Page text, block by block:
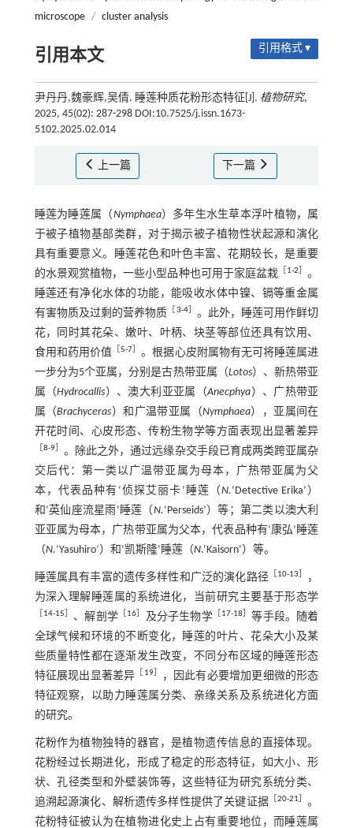
microscope / cluster analysis
引用本文 引用格式 ▾
尹丹丹,魏豪辉,吴倩. 睡莲种质花粉形态特征[J]. 植物研究,
2025, 45(02): 287-298 DOI:10.7525/j.issn.1673-
5102.2025.02.014
上一篇 下一篇
睡莲为睡莲属（Nymphaea）多年生水生草本浮叶植物，属
于被子植物基部类群，对于揭示被子植物性状起源和演化
具有重要意义。睡莲花色和叶色丰富、花期较长，是重要
的水景观赏植物，一些小型品种也可用于家庭盆栽
1-2
。
睡莲还有净化水体的功能，能吸收水体中镍、镉等重金属
有害物质及过剩的营养物质
3-4］ 。此外，睡莲可用作鲜切
花，同时其花朵、嫩叶、叶柄、块茎等部位还具有饮用、
食用和药用价值 ［5-7
。根据心皮附属物有无可将睡莲属进
一步分为5个亚属，分别是古热带亚属（Lotos）、新热带亚
属（Hydrocallis）、澳大利亚亚属（Anecphya）、广热带亚
属（Brachyceras）和广温带亚属（Nymphaea），亚属间在
开花时间、心皮形态、传粉生物学等方面表现出显著差异
8-9］ 。除此之外，通过远缘杂交手段已育成两类跨亚属杂
交后代：第一类以广温带亚属为母本，广热带亚属为父
本，代表品种有‘侦探艾丽卡’睡莲（N.‘Detective Erika’）
和‘英仙座流星雨’睡莲（N.‘Perseids’）等；第二类以澳大利
亚亚属为母本，广热带亚属为父本，代表品种有‘康弘’睡莲
（N.‘Yasuhiro’）和‘凯斯隆’睡莲（N.‘Kaisorn’）等。
睡莲属具有丰富的遗传多样性和广泛的演化路径［ 10-13
，
为深入理解睡莲属的系统进化，当前研究主要基于形态学
14-15 、解剖学 16 及分子生物学 17-18 ］等手段。随着
全球气候和环境的不断变化，睡莲的叶片、花朵大小及某
些质量特性都在逐渐发生改变，不同分布区域的睡莲形态
特征展现出显著差异
19］
，因此有必要增加更细微的形态
特征观察，以助力睡莲属分类、亲缘关系及系统进化方面
的研究。
花粉作为植物独特的器官，是植物遗传信息的直接体现。
花粉经过长期进化，形成了稳定的形态特征，如大小、形
状、孔径类型和外壁装饰等，这些特征为研究系统分类、
追溯起源演化、解析遗传多样性提供了关键证据［20-21
。
花粉特征被认为在植物进化史上占有重要地位，而睡莲属